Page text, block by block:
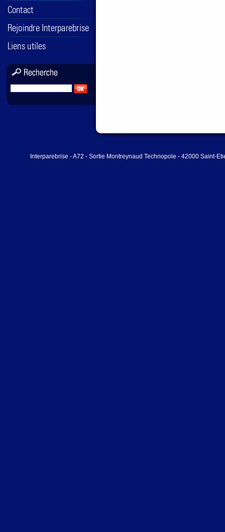
Interparebrise - A72 - Sortie Montreynaud Technopole - 42000 Saint-